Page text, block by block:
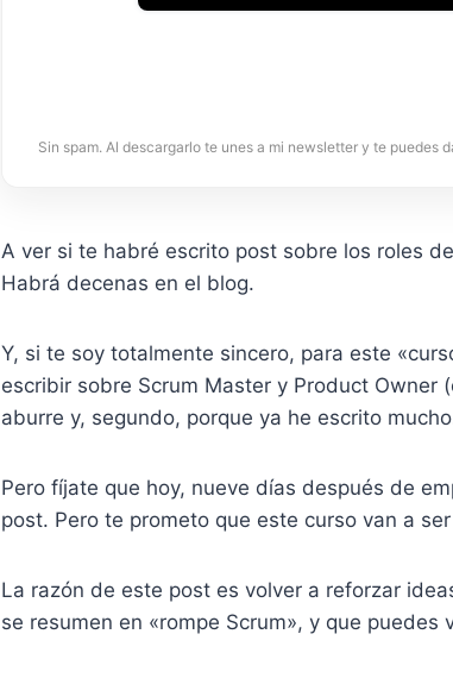
Sin spam. Al descargarlo te unes a mi newsletter y te puedes
A ver si te habré escrito post sobre los roles
Habrá decenas en el blog.
Y, si te soy totalmente sincero, para este
escribir sobre Scrum Master y Product Owner
aburre y, segundo, porque ya he escrito
Pero fíjate que hoy, nueve días después de
post. Pero te prometo que este curso van a
La razón de este post es volver a reforzar
se resumen en «rompe Scrum», y que puedes